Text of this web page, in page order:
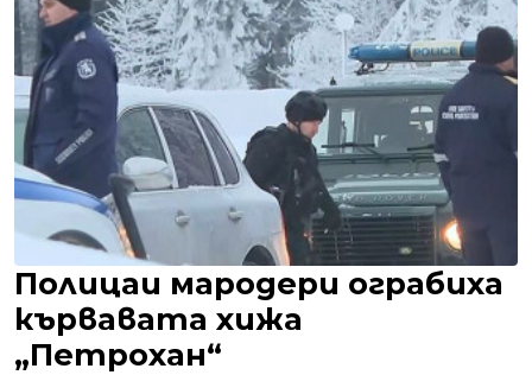
Полицаи мародери ограбиха
кървавата хижа
„Петрохан“